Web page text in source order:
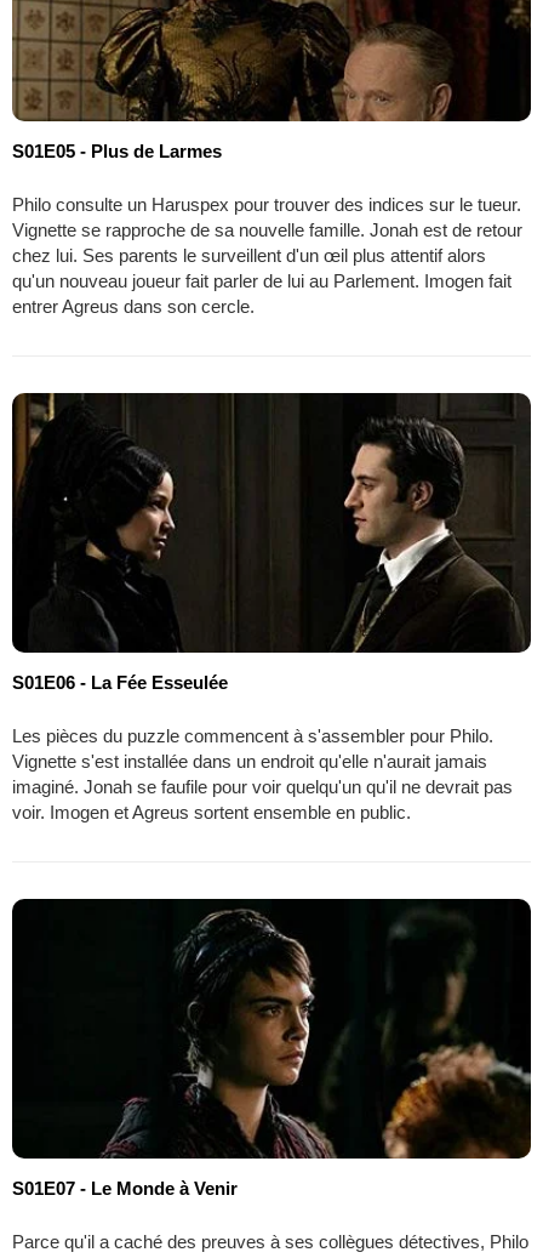
S01E05 - Plus de Larmes
Philo consulte un Haruspex pour trouver des indices sur le tueur.
Vignette se rapproche de sa nouvelle famille. Jonah est de retour
chez lui. Ses parents le surveillent d'un œil plus attentif alors
qu'un nouveau joueur fait parler de lui au Parlement. Imogen fait
entrer Agreus dans son cercle.
S01E06 - La Fée Esseulée
Les pièces du puzzle commencent à s'assembler pour Philo.
Vignette s'est installée dans un endroit qu'elle n'aurait jamais
imaginé. Jonah se faufile pour voir quelqu'un qu'il ne devrait pas
voir. Imogen et Agreus sortent ensemble en public.
S01E07 - Le Monde à Venir
Parce qu'il a caché des preuves à ses collègues détectives, Philo